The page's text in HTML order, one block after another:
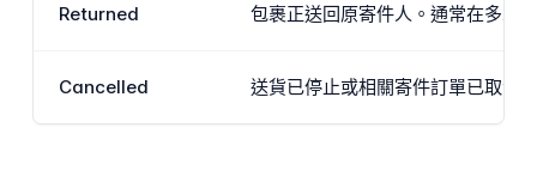
Returned 包裹正送回原寄件人。通常在多次
Cancelled 送貨已停止或相關寄件訂單已取消